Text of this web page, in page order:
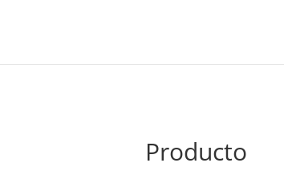
Producto